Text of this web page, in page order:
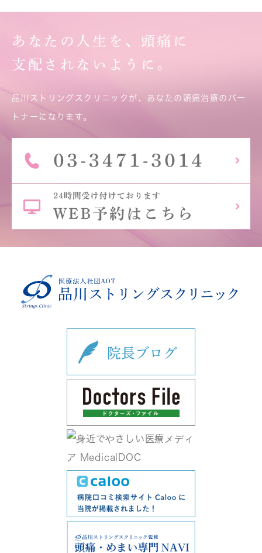
あなたの人生を、頭痛に
支配されないように。
品川ストリングスクリニックが、あなたの頭痛治療のパー
トナーになります。